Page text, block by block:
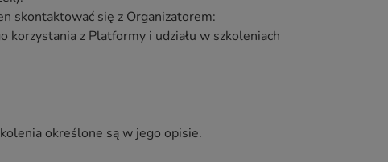
skontaktować się z Organizatorem:
z Platformy i udziału w szkoleniach
określone są w jego opisie.